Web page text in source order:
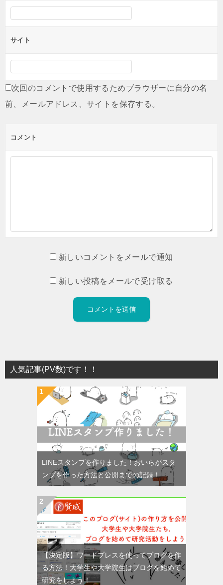
サイト
次回のコメントで使用するためブラウザーに自分の名
前、メールアドレス、サイトを保存する。
コメント
新しいコメントをメールで通知
新しい投稿をメールで受け取る
人気記事(PV数)です！！
LINEスタンプを作りました！おいらがスタ
ンプを作った方法と公開までの記録！
【決定版】ワードプレスを使ってブログを作
る方法！大学生や大学院生はブログを始めて
研究をしよう！